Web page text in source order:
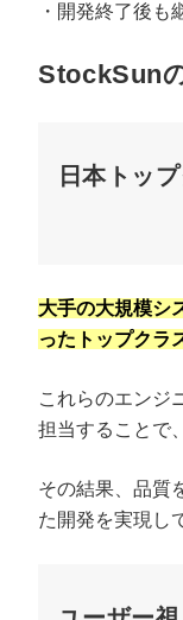
・開発終了後も
StockSun
日本トッ
大手の大規模シ
ったトップクラ
これらのエンジ
担当することで
その結果、品質
た開発を実現し